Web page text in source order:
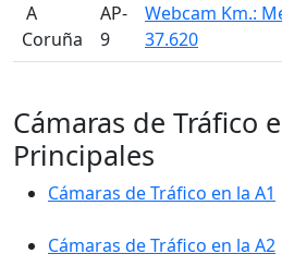
󠁭󠁶󠁳󠁣󠁿 A
Coruña
AP-
9
Webcam Km.:
37.620
Cámaras de Tráfico
Principales
Cámaras de Tráfico en la A1
Cámaras de Tráfico en la A2